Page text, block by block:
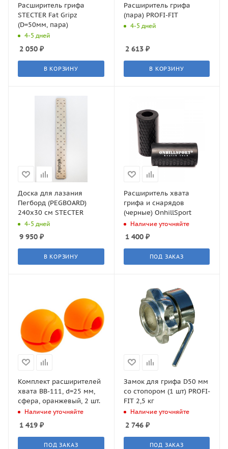
Расширитель грифа
STECTER Fat Gripz
(D=50мм, пара)
4-5 дней
2 050 ₽
В КОРЗИНУ
Расширитель грифа
(пара) PROFI-FIT
4-5 дней
2 613₽
В КОРЗИНУ
Доска для лазания
Пегборд (PEGBOARD)
240х30 см STECTER
4-5 дней
9 950 ₽
В КОРЗИНУ
Расширитель хвата
грифа и снарядов
(черные) OnhillSport
Наличие уточняйте
1 400₽
ПОД ЗАКАЗ
Комплект расширителей
хвата BB-111, d=25 мм,
сфера, оранжевый, 2 шт.
Наличие уточняйте
1 419 ₽
ПОД ЗАКАЗ
Замок для грифа D50 мм
со стопором (1 шт) PROFI-
FIT 2,5 кг
Наличие уточняйте
2 746₽
ПОД ЗАКАЗ